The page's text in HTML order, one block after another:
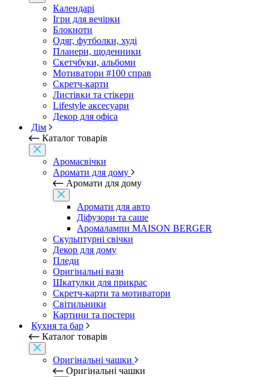
Календарі
Ігри для вечірки
Блокноти
Одяг, футболки, худі
Планери, щоденники
Скетчбуки, альбоми
Мотиватори #100 справ
Скретч-карти
Листівки та стікери
Lifestyle аксесуари
Декор для офіса
Дім
Каталог товарів
Аромасвічки
Аромати для дому
Аромати для дому
Аромати для авто
Діфузори та саше
Аромалампи MAISON BERGER
Скульптурні свічки
Декор для дому
Пледи
Оригінальні вази
Шкатулки для прикрас
Скретч-карти та мотиватори
Світильники
Картини та постери
Кухня та бар
Каталог товарів
Оригінальні чашки
Оригінальні чашки